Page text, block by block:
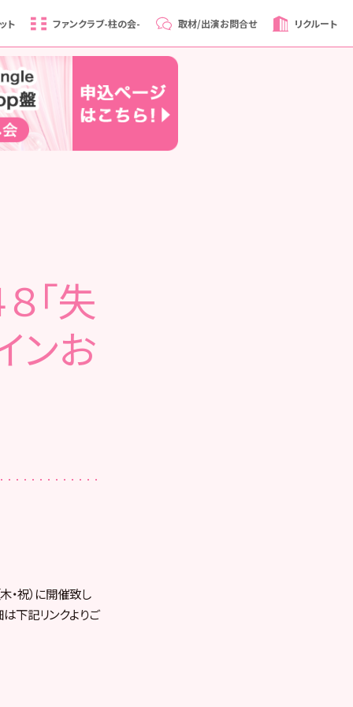
ト ファンクラブ-柱の会- 取材/出演お問合せ リクルート
「失
ンお
木・祝）に開催致し
下記リンクよりご